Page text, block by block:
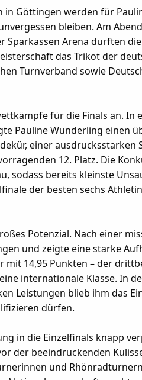
in Göttingen werden für
bleiben. Am
Sparkassen Arena durften
das Trikot der
Turnverband sowie
für die Finals an. In
Pauline Wunderling einen
einer ausdrucksstarken
12. Platz. Die
sodass bereits kleinste
der besten sechs
Potenzial. Nach einer
und zeigte eine starke
14,95 Punkten – der
internationale Klasse. In
Leistungen blieb ihm das
dürfen.
in die Einzelfinals knapp
der beeindruckenden
und